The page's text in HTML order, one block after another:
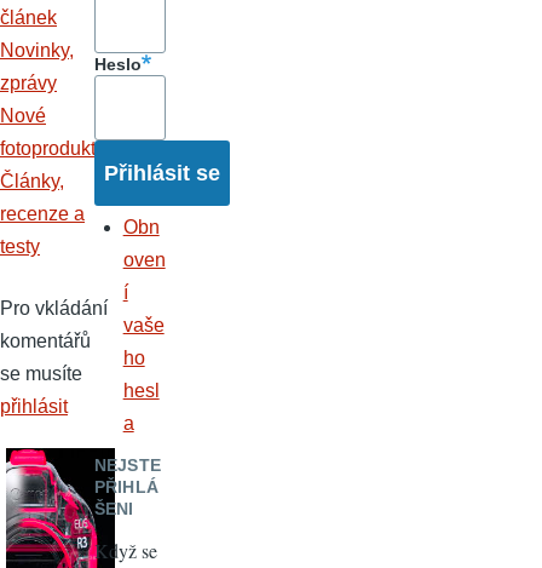
článek
Novinky,
zprávy
Nové
fotoprodukty
Články,
recenze a
testy
Pro vkládání
komentářů
se musíte
přihlásit
Heslo
Obn
oven
í
vaše
ho
hesl
a
NEJSTE
PŘIHLÁ
ŠENI
Když se